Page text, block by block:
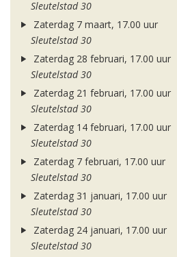
Sleutelstad 30
Zaterdag 7 maart, 17.00 uur
Sleutelstad 30
Zaterdag 28 februari, 17.00 uur
Sleutelstad 30
Zaterdag 21 februari, 17.00 uur
Sleutelstad 30
Zaterdag 14 februari, 17.00 uur
Sleutelstad 30
Zaterdag 7 februari, 17.00 uur
Sleutelstad 30
Zaterdag 31 januari, 17.00 uur
Sleutelstad 30
Zaterdag 24 januari, 17.00 uur
Sleutelstad 30